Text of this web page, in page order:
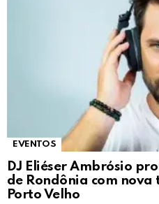
EVENTOS
DJ Eliéser Ambrósio
de Rondônia com nova
Porto Velho